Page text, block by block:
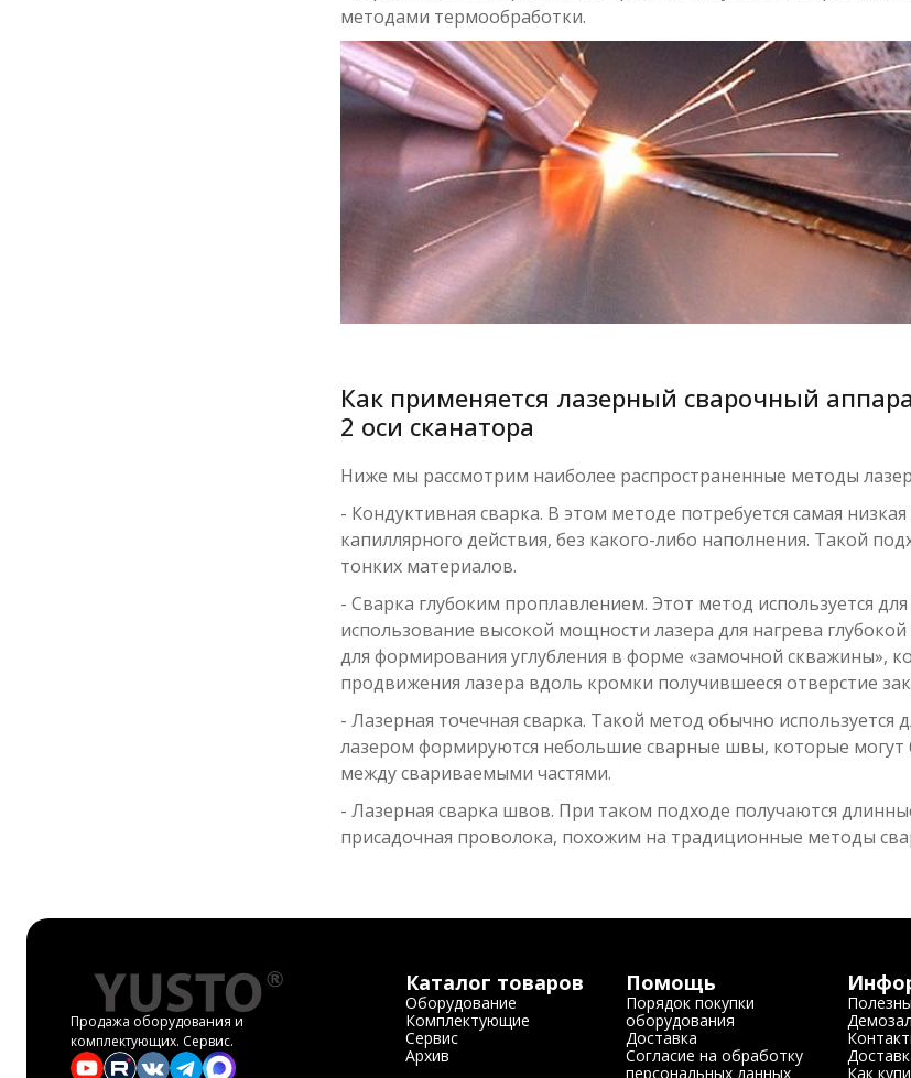
методами термообработки.
Как применяется лазерный сварочный
2 оси сканатора
Ниже мы рассмотрим наиболее распространенные методы
- Кондуктивная сварка. В этом методе потребуется самая
капиллярного действия, без какого-либо наполнения. Такой
тонких материалов.
- Сварка глубоким проплавлением. Этот метод используется
использование высокой мощности лазера для нагрева
для формирования углубления в форме «замочной скважины»,
продвижения лазера вдоль кромки получившееся отверстие
- Лазерная точечная сварка. Такой метод обычно
лазером формируются небольшие сварные швы, которые
между свариваемыми частями.
- Лазерная сварка швов. При таком подходе получаются
присадочная проволока, похожим на традиционные методы
Продажа оборудования и
комплектующих. Сервис.
Каталог товаров
Оборудование
Комплектующие
Сервис
Архив
Помощь
Порядок покупки
оборудования
Доставка
Согласие на обработку
персональных данных
Демозал
Как